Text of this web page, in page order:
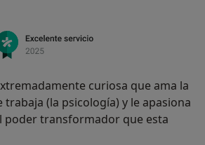
curiosa que ama la
trabaja (la psicología) y le apasiona
poder transformador que esta